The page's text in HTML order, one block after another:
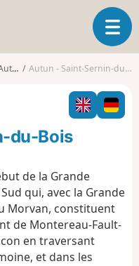
O
u
i
r
l
i
g
a
Autun - Saint-Sernin-du-Bois
du-Bois
de la Grande
qui, avec la Grande
Morvan, constituent
de Montereau-Fault-
en traversant
et dans les